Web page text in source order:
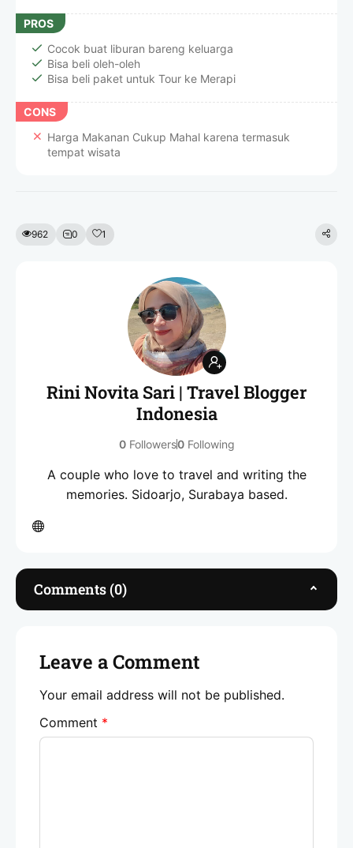
of
5
PROS
Cocok buat liburan bareng keluarga
Bisa beli oleh-oleh
Bisa beli paket untuk Tour ke Merapi
CONS
Harga Makanan Cukup Mahal karena termasuk
tempat wisata
962 0 1
Rini Novita Sari | Travel Blogger
Indonesia
0Followers0Following
A couple who love to travel and writing the
memories. Sidoarjo, Surabaya based.
Comments (0)
Leave a Comment
Your email address will not be published.
Comment *